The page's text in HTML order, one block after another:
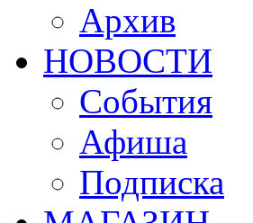
Архив
НОВОСТИ
События
Афиша
Подписка